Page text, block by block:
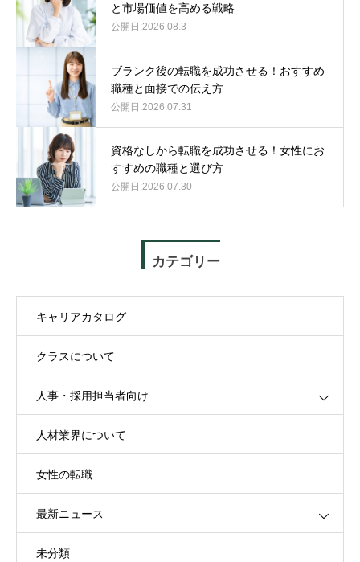
と市場価値を高める戦略
2026.08.3
ブランク後の転職を成功させる！おすすめ
職種と面接での伝え方
2026.07.31
資格なしから転職を成功させる！女性にお
すすめの職種と選び方
2026.07.30
カテゴリー
キャリアカタログ
クラスについて
人事・採用担当者向け
人材業界について
女性の転職
最新ニュース
未分類